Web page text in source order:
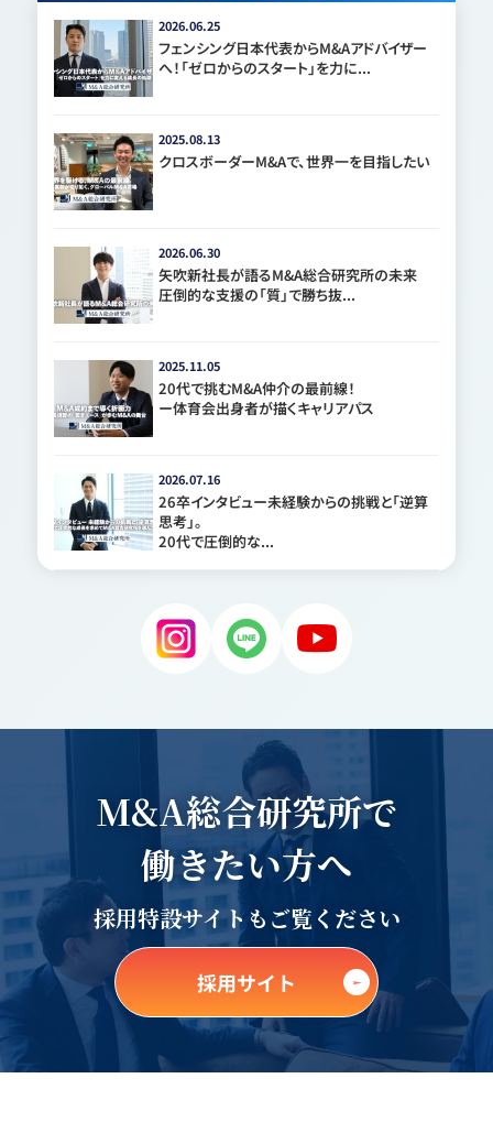
2026.06.25
フェンシング日本代表からM&Aアドバイザー
へ！「ゼロからのスタート」を力に...
2025.08.13
クロスボーダーM&Aで、世界一を目指したい
2026.06.30
矢吹新社長が語るM&A総合研究所の未来
圧倒的な支援の「質」で勝ち抜...
2025.11.05
20代で挑むM&A仲介の最前線！
ー体育会出身者が描くキャリアパス
2026.07.16
26卒インタビュー未経験からの挑戦と「逆算
思考」。
20代で圧倒的な...
M&A総合研究所で
働きたい方へ
採用特設サイトもご覧ください
採用サイト